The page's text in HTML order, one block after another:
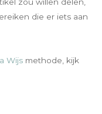
zou willen delen,
die er iets aan
Wijs methode, kijk